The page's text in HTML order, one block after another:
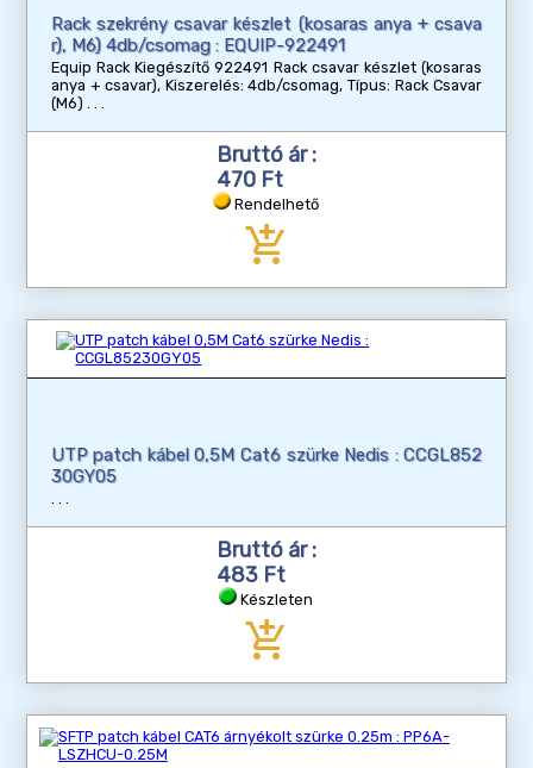
Rack szekrény csavar készlet (kosaras anya + csava
r), M6) 4db/csomag : EQUIP-922491
Equip Rack Kiegészítő 922491 Rack csavar készlet (kosaras
anya + csavar), Kiszerelés: 4db/csomag, Típus: Rack Csavar
(M6)
Bruttó ár :
470 Ft
Rendelhető
add_shopping_cart
UTP patch kábel 0,5M Cat6 szürke Nedis : CCGL852
30GY05
Bruttó ár :
483 Ft
Készleten
add_shopping_cart